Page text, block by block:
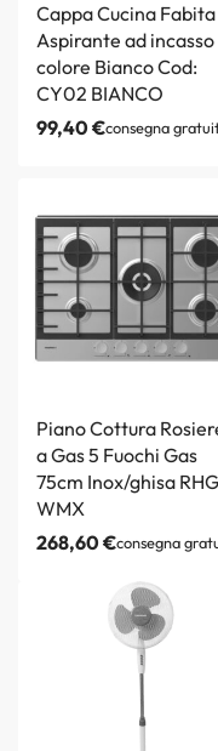
Cappa Cucina Fabita
Aspirante ad incasso
colore Bianco Cod:
CY02 BIANCO
99,40€consegna
Piano Cottura
a Gas 5 Fuochi Gas
75cm Inox/ghisa
WMX
268,60€consegna